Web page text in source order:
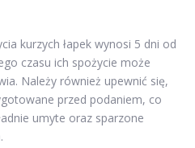
kurzych łapek wynosi 5 dni od
czasu ich spożycie może
Należy również upewnić się,
przed podaniem, co
umyte oraz sparzone